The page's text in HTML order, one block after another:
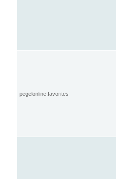
pegelonline.favorites